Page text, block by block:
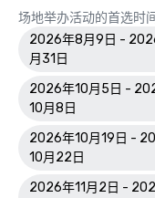
场地举办活动的首选时
2026年8月9日 -
月31日
2026年10月5日 -
10月8日
2026年10月19日 -
10月22日
2026年11月2日 -